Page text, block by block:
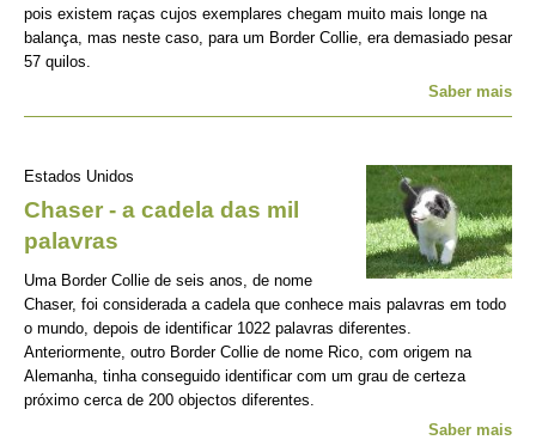
pois existem raças cujos exemplares chegam muito mais longe na
balança, mas neste caso, para um Border Collie, era demasiado pesar
57 quilos.
Saber mais
Estados Unidos
Chaser - a cadela das mil
palavras
Uma Border Collie de seis anos, de nome
Chaser, foi considerada a cadela que conhece mais palavras em todo
o mundo, depois de identificar 1022 palavras diferentes.
Anteriormente, outro Border Collie de nome Rico, com origem na
Alemanha, tinha conseguido identificar com um grau de certeza
próximo cerca de 200 objectos diferentes.
Saber mais